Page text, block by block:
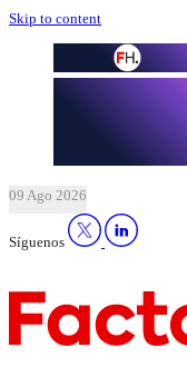
Skip to content
09 Ago 2026
Síguenos